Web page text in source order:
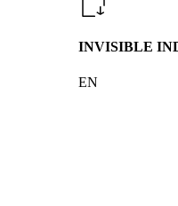
INVISIBLE
EN